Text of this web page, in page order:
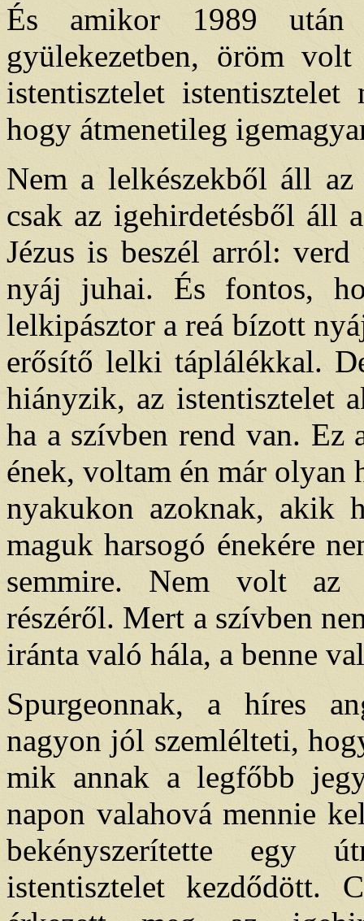
És amikor 1989
gyülekezetben, öröm
istentisztelet
hogy átmenetileg
Nem a lelkészekből áll az
csak az igehirdetésből áll
Jézus is beszél arról: verd
nyáj juhai. És fontos,
lelkipásztor a reá bízott
erősítő lelki táplálékkal.
hiányzik, az istentisztelet
ha a szívben rend van. Ez
ének, voltam én már olyan
nyakukon azoknak, akik
maguk harsogó énekére
semmire. Nem volt az
részéről. Mert a szívben
iránta való hála, a benne
Spurgeonnak, a híres
nagyon jól szemlélteti,
mik annak a legfőbb
napon valahová mennie
bekényszerítette egy
istentisztelet kezdődött.